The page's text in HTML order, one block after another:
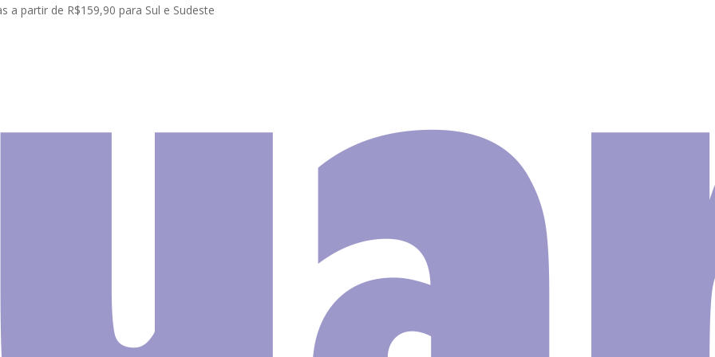
a partir de R$159,90 para Sul e Sudeste
Painel Adesivo
Frutas
Chocolate S139